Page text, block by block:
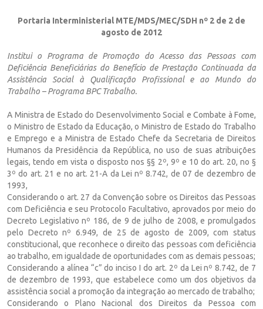
Portaria Interministerial MTE/MDS/MEC/SDH nº 2 de 2 de
agosto de 2012
Institui o Programa de Promoção do Acesso das Pessoas com
Deficiência Beneficiárias do Benefício de Prestação Continuada da
Assistência Social à Qualificação Profissional e ao Mundo do
Trabalho – Programa BPC Trabalho.
A Ministra de Estado do Desenvolvimento Social e Combate à Fome,
o Ministro de Estado da Educação, o Ministro de Estado do Trabalho
e Emprego e a Ministra de Estado Chefe da Secretaria de Direitos
Humanos da Presidência da República, no uso de suas atribuições
legais, tendo em vista o disposto nos §§ 2º, 9º e 10 do art. 20, no §
3º do art. 21 e no art. 21-A da Lei nº 8.742, de 07 de dezembro de
1993,
Considerando o art. 27 da Convenção sobre os Direitos das Pessoas
com Deficiência e seu Protocolo Facultativo, aprovados por meio do
Decreto Legislativo nº 186, de 9 de julho de 2008, e promulgados
pelo Decreto nº 6.949, de 25 de agosto de 2009, com status
constitucional, que reconhece o direito das pessoas com deficiência
ao trabalho, em igualdade de oportunidades com as demais pessoas;
Considerando a alínea “c” do inciso I do art. 2º da Lei nº 8.742, de 7
de dezembro de 1993, que estabelece como um dos objetivos da
assistência social a promoção da integração ao mercado de trabalho;
Considerando o Plano Nacional dos Direitos da Pessoa com